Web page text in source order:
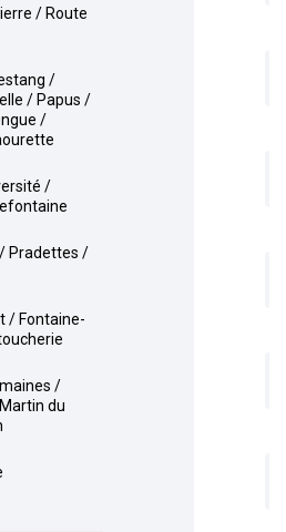
/ Papus /
/
du